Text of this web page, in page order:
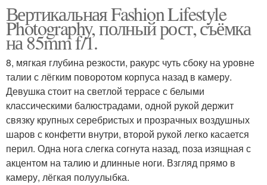
Вертикальная Fashion Lifestyle
Photography, полный рост, съёмка
на 85mm f/1.
8, мягкая глубина резкости, ракурс чуть сбоку на уровне
талии с лёгким поворотом корпуса назад в камеру.
Девушка стоит на светлой террасе с белыми
классическими балюстрадами, одной рукой держит
связку крупных серебристых и прозрачных воздушных
шаров с конфетти внутри, второй рукой легко касается
перил. Одна нога слегка согнута назад, поза изящная с
акцентом на талию и длинные ноги. Взгляд прямо в
камеру, лёгкая полуулыбка.